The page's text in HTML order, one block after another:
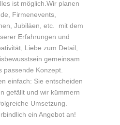
ist möglich.Wir planen
Firmenevents,
Jubiläen, etc. mit dem
Erfahrungen und
Liebe zum Detail,
gemeinsam
passende Konzept.
einfach: Sie entscheiden
gefällt und wir kümmern
Umsetzung.
ein Angebot an!